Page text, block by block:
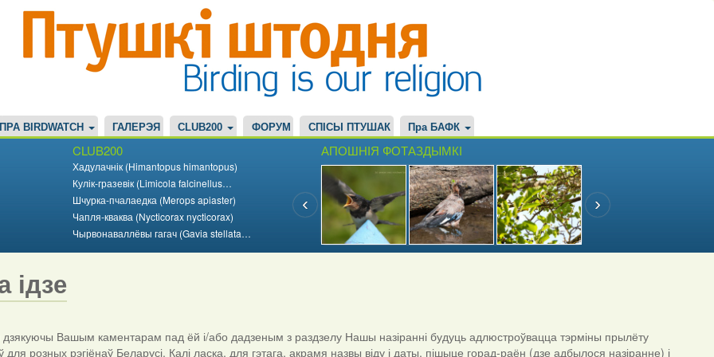
ПРА BIRDWATCH ГАЛЕРЭЯ CLUB200 ФОРУМ СПІСЫ ПТУШАК Пра БАФК
CLUB200
Хадулачнік (Himantopus himantopus)
Кулік-гразевік (Limicola falcinellus…
Шчурка-пчалаедка (Merops apiaster)
Чапля-кваква (Nycticorax nycticorax)
Чырвонаваллёвы гагач (Gavia stellata…
АПОШНІЯ ФОТАЗДЫМКІ
ідзе
Вашым каментарам пад ёй і/або дадзеным з раздзелу Нашы назіранні будуць адлюстроўвацца тэрміны прылёту
для розных рэгіёнаў Беларусі. Калі ласка, для гэтага, акрамя назвы віду і даты, пішыце горад-раён (дзе адбылося назіранне) і